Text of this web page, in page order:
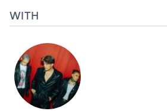
WITH